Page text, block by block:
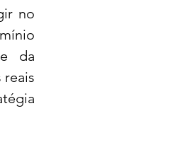
no
da
reais